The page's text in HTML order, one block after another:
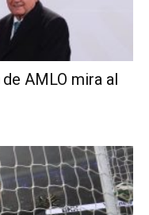
AMLO mira al